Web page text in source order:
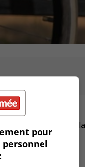
auprès de la
dans le cadre de la
matière de
pour
personnel